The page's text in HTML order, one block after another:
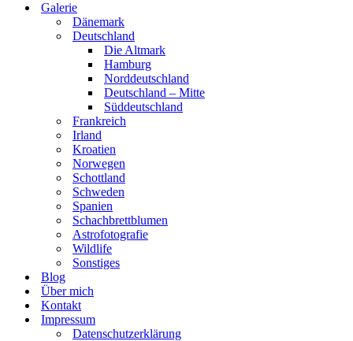
Galerie
Dänemark
Deutschland
Die Altmark
Hamburg
Norddeutschland
Deutschland – Mitte
Süddeutschland
Frankreich
Irland
Kroatien
Norwegen
Schottland
Schweden
Spanien
Schachbrettblumen
Astrofotografie
Wildlife
Sonstiges
Blog
Über mich
Kontakt
Impressum
Datenschutzerklärung